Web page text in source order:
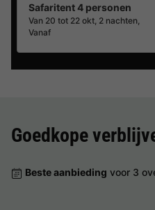
Safaritent 4 personen
Van 20 tot 22 okt, 2 nachten,
Vanaf
Goedkope
Beste aanbieding voor 3